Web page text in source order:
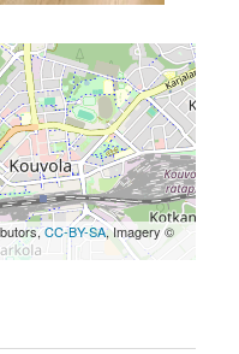
CC-BY-SA, Imagery ©